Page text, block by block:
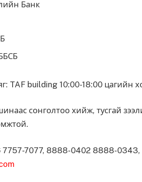
Банк
TAF building 10:00-18:00 цагийн
сонголтоо хийж, тусгай
7757-7077, 8888-0402 8888-0343,